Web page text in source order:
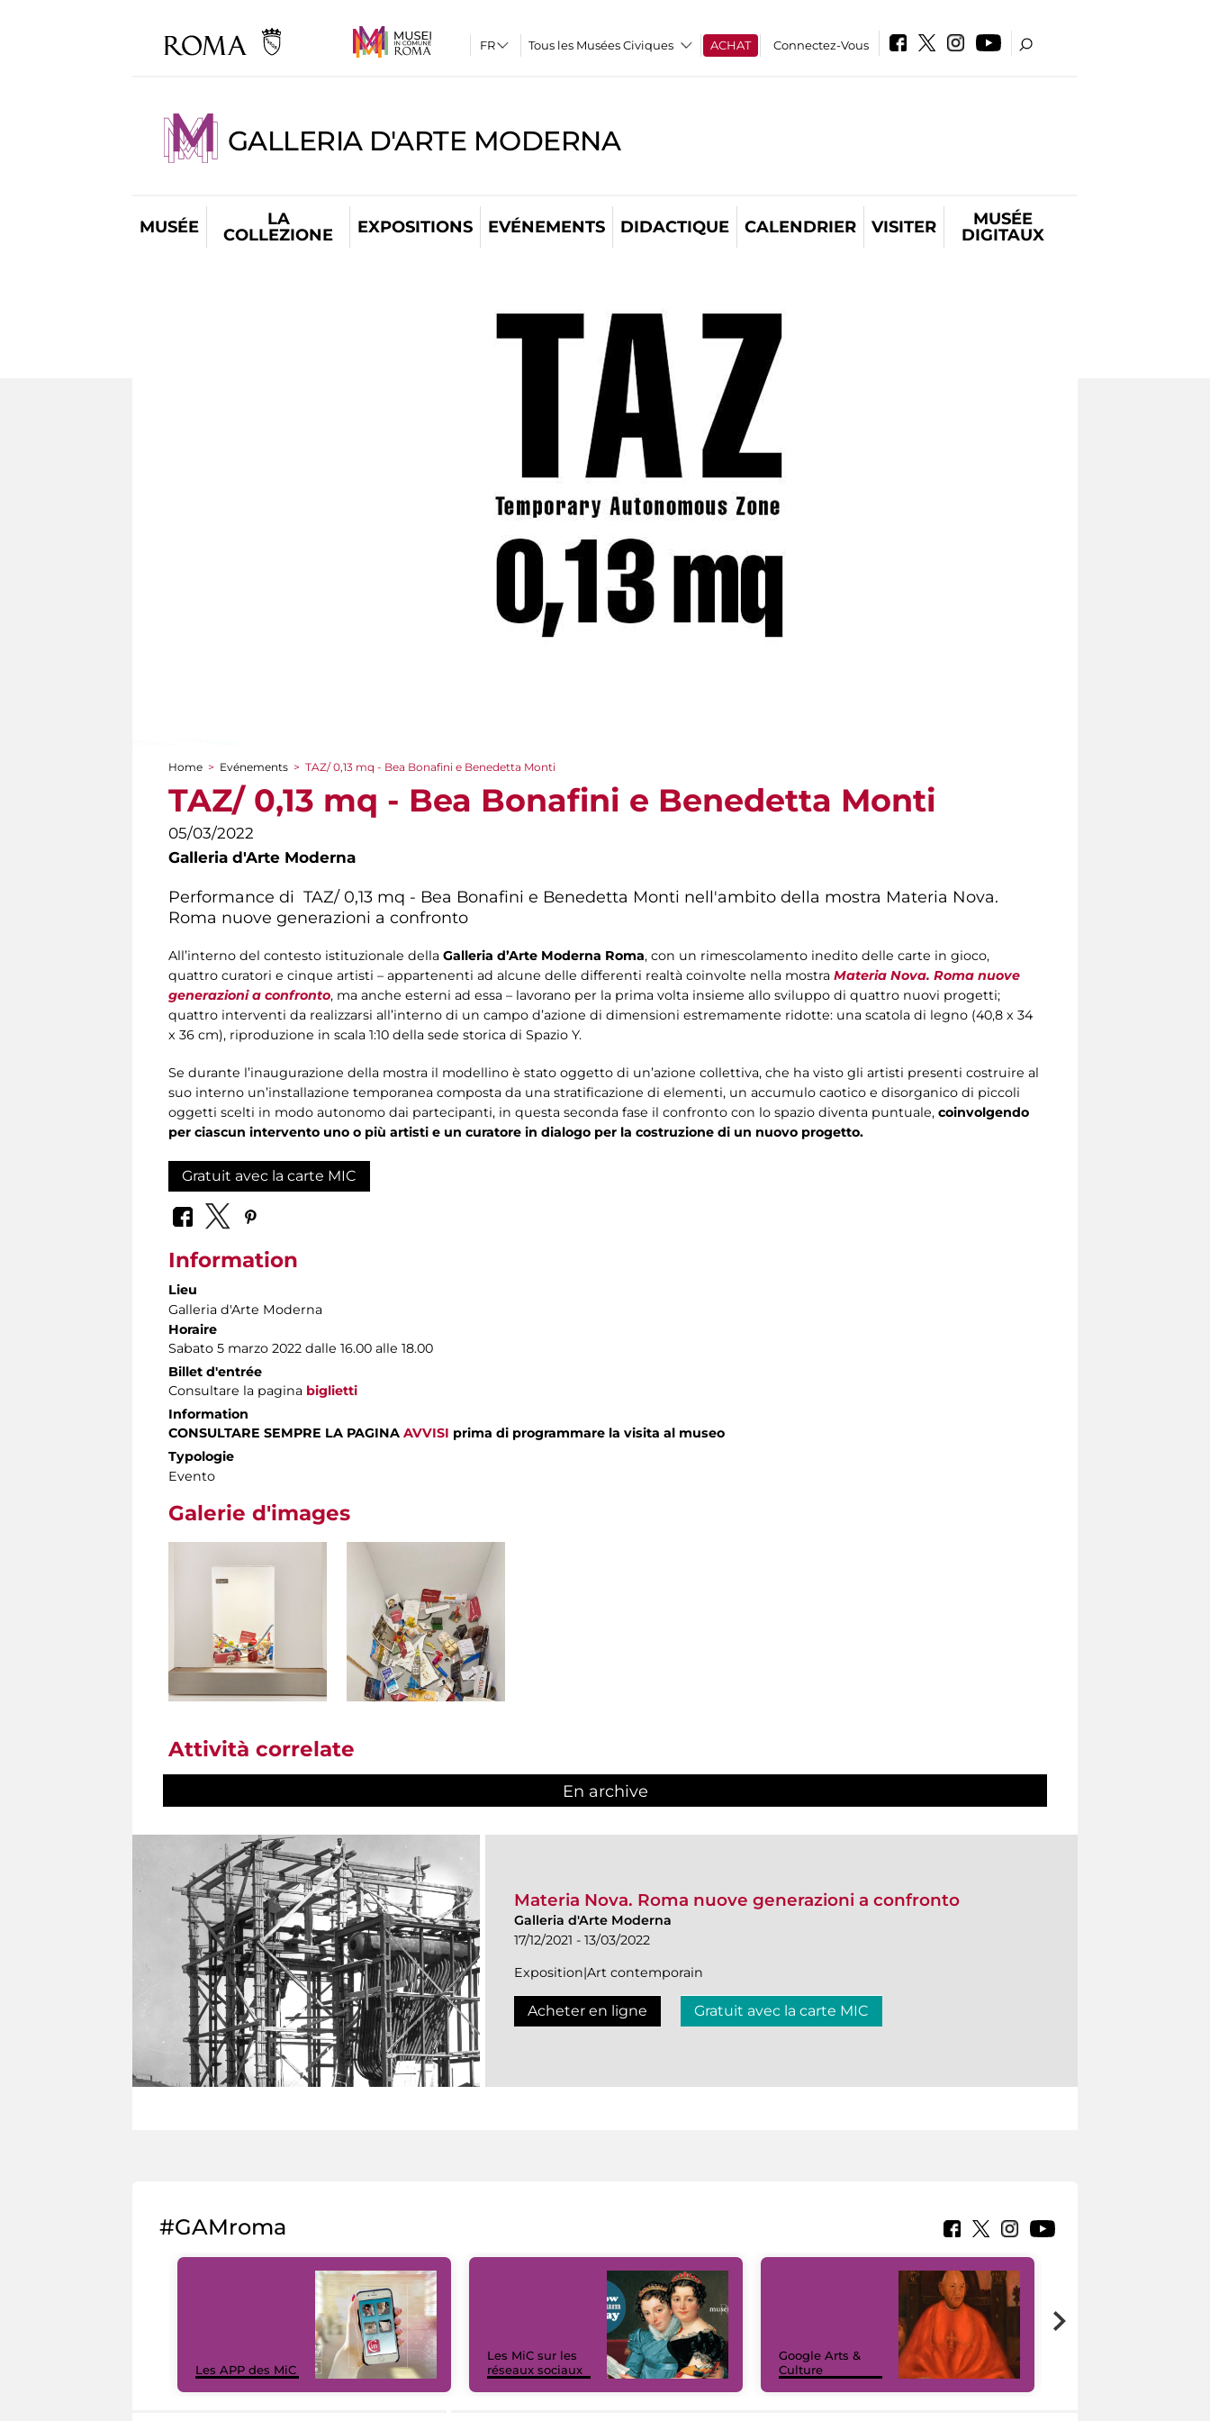
Tous les Musées Civiques ACHAT Connectez-Vous
GALLERIA D'ARTE MODERNA
MUSÉE
LA
COLLEZIONE
EXPOSITIONS EVÉNEMENTS DIDACTIQUE CALENDRIER VISITER
MUSÉE
DIGITAUX
You are here
Home > Evénements > TAZ/ 0,13 mq - Bea Bonafini e Benedetta Monti
TAZ/ 0,13 mq - Bea Bonafini e Benedetta Monti
05/03/2022
Galleria d'Arte Moderna
Performance di TAZ/ 0,13 mq - Bea Bonafini e Benedetta Monti nell'ambito della mostra Materia Nova.
Roma nuove generazioni a confronto
All’interno del contesto istituzionale della Galleria d’Arte Moderna Roma, con un rimescolamento inedito delle carte in gioco,
quattro curatori e cinque artisti – appartenenti ad alcune delle differenti realtà coinvolte nella mostra Materia Nova. Roma nuove
generazioni a confronto, ma anche esterni ad essa – lavorano per la prima volta insieme allo sviluppo di quattro nuovi progetti;
quattro interventi da realizzarsi all’interno di un campo d’azione di dimensioni estremamente ridotte: una scatola di legno (40,8 x 34
x 36 cm), riproduzione in scala 1:10 della sede storica di Spazio Y.
Se durante l’inaugurazione della mostra il modellino è stato oggetto di un’azione collettiva, che ha visto gli artisti presenti costruire al
suo interno un’installazione temporanea composta da una stratificazione di elementi, un accumulo caotico e disorganico di piccoli
oggetti scelti in modo autonomo dai partecipanti, in questa seconda fase il confronto con lo spazio diventa puntuale, coinvolgendo
per ciascun intervento uno o più artisti e un curatore in dialogo per la costruzione di un nuovo progetto.
Gratuit avec la carte MIC
Information
Lieu
Galleria d'Arte Moderna
Horaire
Sabato 5 marzo 2022 dalle 16.00 alle 18.00
Billet d'entrée
Consultare la pagina biglietti
Information
CONSULTARE SEMPRE LA PAGINA AVVISI prima di programmare la visita al museo
Typologie
Evento
Galerie d'images
Attività correlate
En archive
Materia Nova. Roma nuove generazioni a confronto
Galleria d'Arte Moderna
17/12/2021 - 13/03/2022
Exposition|Art contemporain
Acheter en ligne Gratuit avec la carte MIC
#GAMroma
Les APP des MiC
Les MiC sur les
réseaux sociaux
Google Arts &
Culture